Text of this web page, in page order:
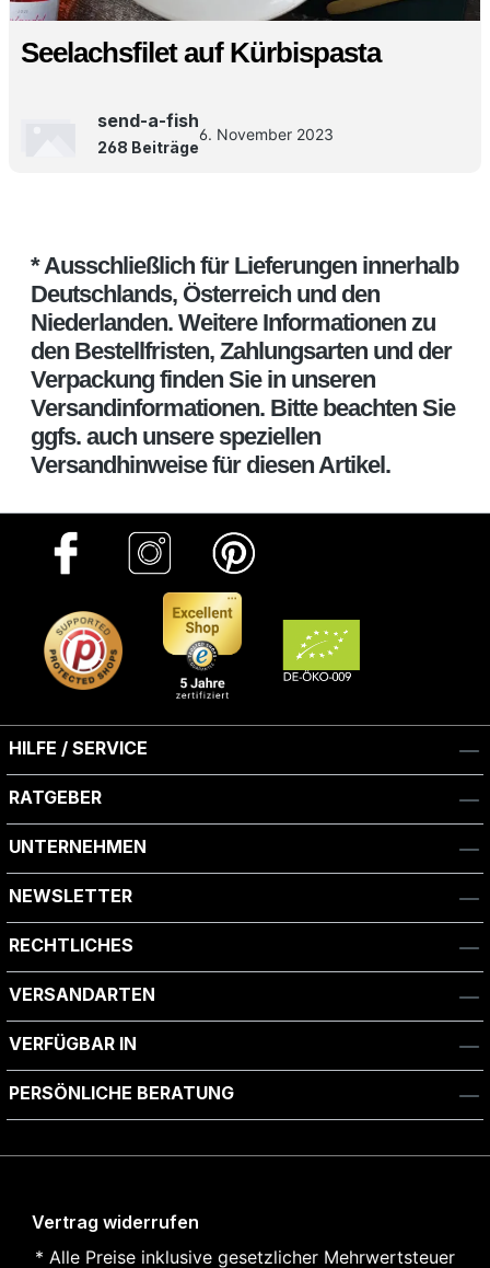
Seelachsfilet auf Kürbispasta
send-a-fish
268 Beiträge
6. November 2023
* Ausschließlich für Lieferungen innerhalb
Deutschlands, Österreich und den
Niederlanden. Weitere Informationen zu
den Bestellfristen, Zahlungsarten und der
Verpackung finden Sie in unseren
Versandinformationen. Bitte beachten Sie
ggfs. auch unsere speziellen
Versandhinweise für diesen Artikel.
HILFE / SERVICE
RATGEBER
UNTERNEHMEN
NEWSLETTER
RECHTLICHES
VERSANDARTEN
VERFÜGBAR IN
PERSÖNLICHE BERATUNG
Vertrag widerrufen
* Alle Preise inklusive gesetzlicher Mehrwertsteuer